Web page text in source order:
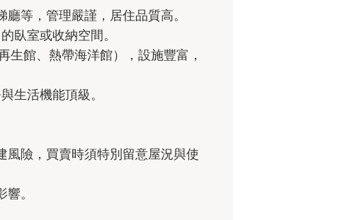
等，管理嚴謹，居住品質高。
臥室或收納空間。
生館、熱帶海洋館），設施豐富，
生活機能頂級。
風險，買賣時須特別留意屋況與使
。